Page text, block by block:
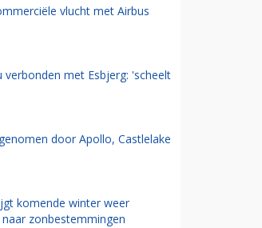
vlucht met Airbus
verbonden met Esbjerg: 'scheelt
door Apollo, Castlelake
komende winter weer
zonbestemmingen